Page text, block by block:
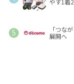
やす1着
「つな
展開へ